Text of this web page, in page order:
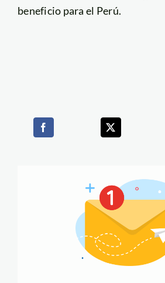
beneficio para el Perú.